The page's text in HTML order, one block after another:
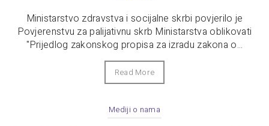
Ministarstvo zdravstva i socijalne skrbi povjerilo je
Povjerenstvu za palijativnu skrb Ministarstva oblikovati
"Prijedlog zakonskog propisa za izradu zakona o...
Read More
Mediji o nama